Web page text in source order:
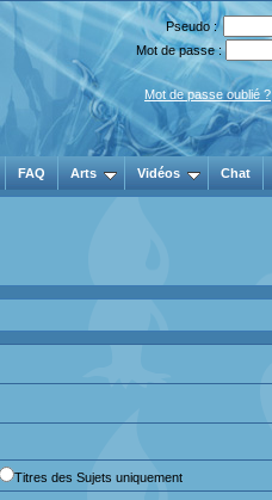
Pseudo :
Mot de passe :
Mot de passe oublié ?
FAQ Arts Vidéos Chat
Titres des Sujets uniquement